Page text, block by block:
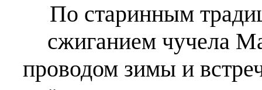
По старинным
сжиганием чучела
проводом зимы и